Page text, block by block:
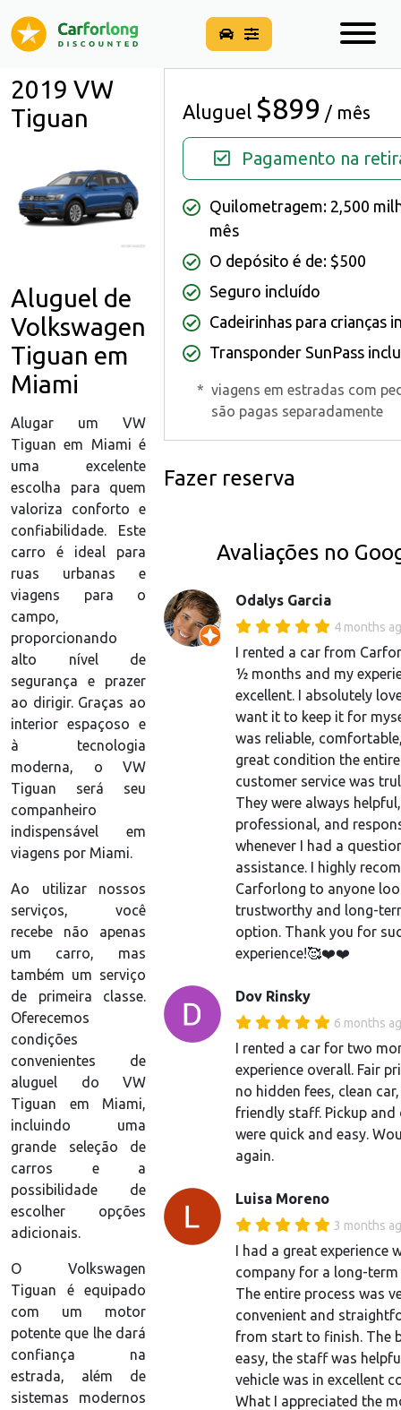
2019 VW
Tiguan
Aluguel $899 / mês
Pagamento na
Quilometragem: 2,500
mês
O depósito é de: $500
Seguro incluído
Cadeirinhas para crianças
Transponder SunPass
* viagens em estradas com
são pagas separadamente
Fazer reserva
Avaliações no
Odalys Garcia
4 months
I rented a car from
½ months and my
excellent. I absolutely
want it to keep it for
was reliable,
great condition the
customer service was
They were always helpful,
professional, and
whenever I had a
assistance. I highly
Carforlong to anyone
trustworthy and long-
option. Thank you for
experience!🥰❤️❤️
Dov Rinsky
6 months
I rented a car for two
experience overall. Fair
no hidden fees, clean
friendly staff. Pickup
were quick and easy.
again.
Luisa Moreno
3 months
I had a great experience
company for a long-term
The entire process was
convenient and
from start to finish. The
easy, the staff was
vehicle was in excellent
What I appreciated the
Aluguel de
Volkswagen
Tiguan em
Miami
Alugar um VW
Tiguan em Miami é
uma excelente
escolha para quem
valoriza conforto e
confiabilidade. Este
carro é ideal para
ruas urbanas e
viagens para o
campo,
proporcionando
alto nível de
segurança e prazer
ao dirigir. Graças ao
interior espaçoso e
à tecnologia
moderna, o VW
Tiguan será seu
companheiro
indispensável em
viagens por Miami.
Ao utilizar nossos
serviços, você
recebe não apenas
um carro, mas
também um serviço
de primeira classe.
Oferecemos
condições
convenientes de
aluguel do VW
Tiguan em Miami,
incluindo uma
grande seleção de
carros e a
possibilidade de
escolher opções
adicionais.
O Volkswagen
Tiguan é equipado
com um motor
potente que lhe dará
confiança na
estrada, além de
sistemas modernos